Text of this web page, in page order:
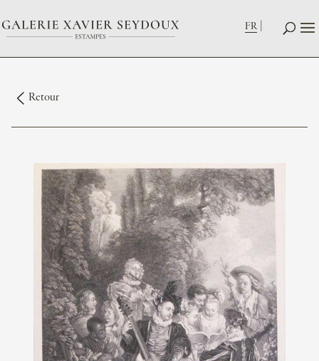
FR
Retour